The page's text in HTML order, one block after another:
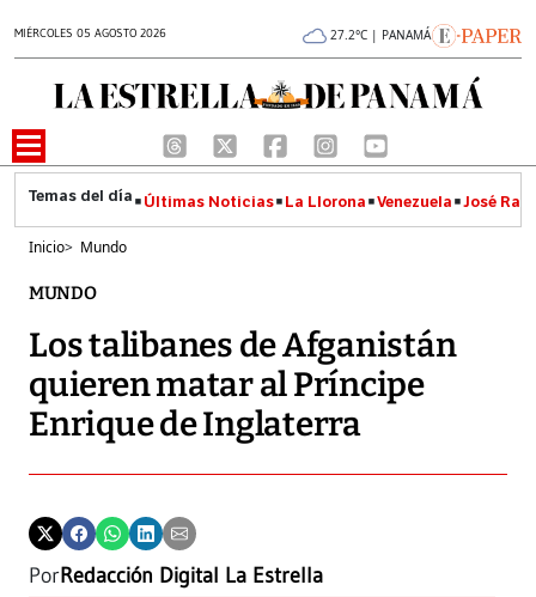
MIÉRCOLES 05 AGOSTO 2026 27.2°C | PANAMÁ
Últimas Noticias La Llorona Venezuela José
Inicio> Mundo
MUNDO
Los talibanes de Afganistán
quieren matar al Príncipe
Enrique de Inglaterra
PorRedacción Digital La Estrella